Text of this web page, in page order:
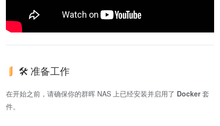
🛠️ 准备工作
在开始之前，请确保你的群晖 NAS 上已经安装并启用了 Docker套
件。